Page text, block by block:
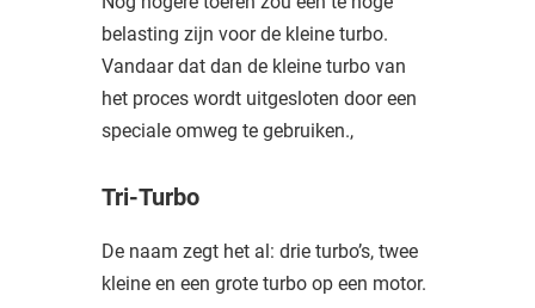
belasting zijn voor de kleine turbo.
Vandaar dat dan de kleine turbo van
het proces wordt uitgesloten door een
speciale omweg te gebruiken.,
Tri-Turbo
De naam zegt het al: drie turbo’s, twee
kleine en een grote turbo op een motor.